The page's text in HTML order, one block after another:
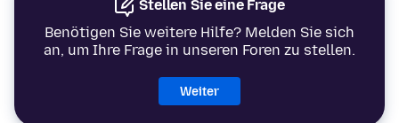
Stellen Sie eine Frage
Benötigen Sie weitere Hilfe? Melden Sie sich
an, um Ihre Frage in unseren Foren zu stellen.
Weiter